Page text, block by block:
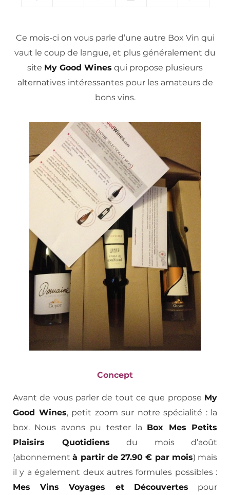
Ce mois-ci on vous parle d’une autre Box Vin qui
vaut le coup de langue, et plus généralement du
site My Good Wines qui propose plusieurs
alternatives intéressantes pour les amateurs de
bons vins.
Concept
Avant de vous parler de tout ce que propose My
Good Wines, petit zoom sur notre spécialité : la
box. Nous avons pu tester la Box Mes Petits
Plaisirs Quotidiens du mois d’août
(abonnementà partir de 27.90 € par mois) mais
il y a également deux autres formules possibles :
Mes Vins Voyages et Découvertes pour